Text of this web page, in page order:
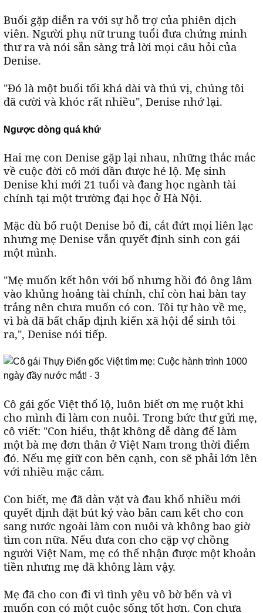
Buổi gặp diễn ra với sự hỗ trợ của phiên dịch
viên. Người phụ nữ trung tuổi đưa chứng minh
thư ra và nói sẵn sàng trả lời mọi câu hỏi của
Denise.
"Đó là một buổi tối khá dài và thú vị, chúng tôi
đã cười và khóc rất nhiều", Denise nhớ lại.
Ngược dòng quá khứ
Hai mẹ con Denise gặp lại nhau, những thắc mắc
về cuộc đời cô mới dần được hé lộ. Mẹ sinh
Denise khi mới 21 tuổi và đang học ngành tài
chính tại một trường đại học ở Hà Nội.
Mặc dù bố ruột Denise bỏ đi, cắt đứt mọi liên lạc
nhưng mẹ Denise vẫn quyết định sinh con gái
một mình.
"Mẹ muốn kết hôn với bố nhưng hồi đó ông lâm
vào khủng hoảng tài chính, chỉ còn hai bàn tay
trắng nên chưa muốn có con. Tôi tự hào về mẹ,
vì bà đã bất chấp định kiến xã hội để sinh tôi
ra,", Denise nói tiếp.
Cô gái gốc Việt thổ lộ, luôn biết ơn mẹ ruột khi
cho mình đi làm con nuôi. Trong bức thư gửi mẹ,
cô viết: "Con hiểu, thật không dễ dàng để làm
một bà mẹ đơn thân ở Việt Nam trong thời điểm
đó. Nếu mẹ giữ con bên cạnh, con sẽ phải lớn lên
với nhiều mặc cảm.
Con biết, mẹ đã dằn vặt và đau khổ nhiều mới
quyết định đặt bút ký vào bản cam kết cho con
sang nước ngoài làm con nuôi và không bao giờ
tìm con nữa. Nếu đưa con cho cặp vợ chồng
người Việt Nam, mẹ có thể nhận được một khoản
tiền nhưng mẹ đã không làm vậy.
Mẹ đã cho con đi vì tình yêu vô bờ bến và vì
muốn con có một cuộc sống tốt hơn. Con chưa